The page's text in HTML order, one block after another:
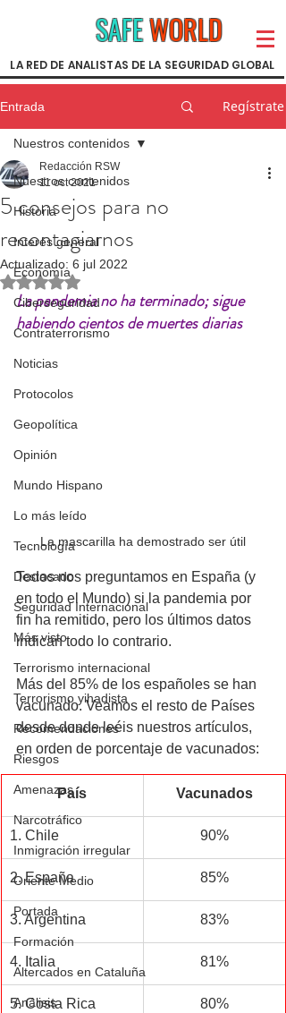
SAFEWORLD
LA RED DE ANALISTAS DE LA SEGURIDAD GLOBAL
Entrada Regístrate
Nuestros contenidos
Historia
Interés general
Economía
Ciberseguridad
Contraterrorismo
Noticias
Protocolos
Geopolítica
Opinión
Mundo Hispano
Lo más leído
Tecnología
Destacado
Seguridad Internacional
Más visto
Terrorismo internacional
Terrorismo yihadista
Recomendaciones
Riesgos
Amenazas
Narcotráfico
Inmigración irregular
Oriente Medio
Portada
Formación
Altercados en Cataluña
Análisis
Nuestros contenidos
5 consejos para no
recontagiarnos
Redacción RSW
11 oct 2021
Actualizado: 6 jul 2022
Obtuvo NaN de 5 estrellas.
La pandemia no ha terminado; sigue
habiendo cientos de muertes diarias
La mascarilla ha demostrado ser útil
Todos nos preguntamos en España (y
en todo el Mundo) si la pandemia por
fin ha remitido, pero los últimos datos
indican todo lo contrario.
Más del 85% de los españoles se han
vacunado. Veamos el resto de Países
desde donde leéis nuestros artículos,
en orden de porcentaje de vacunados:
País Vacunados
1. Chile 90%
2. España 85%
3. Argentina 83%
4. Italia 81%
5. Costa Rica 80%